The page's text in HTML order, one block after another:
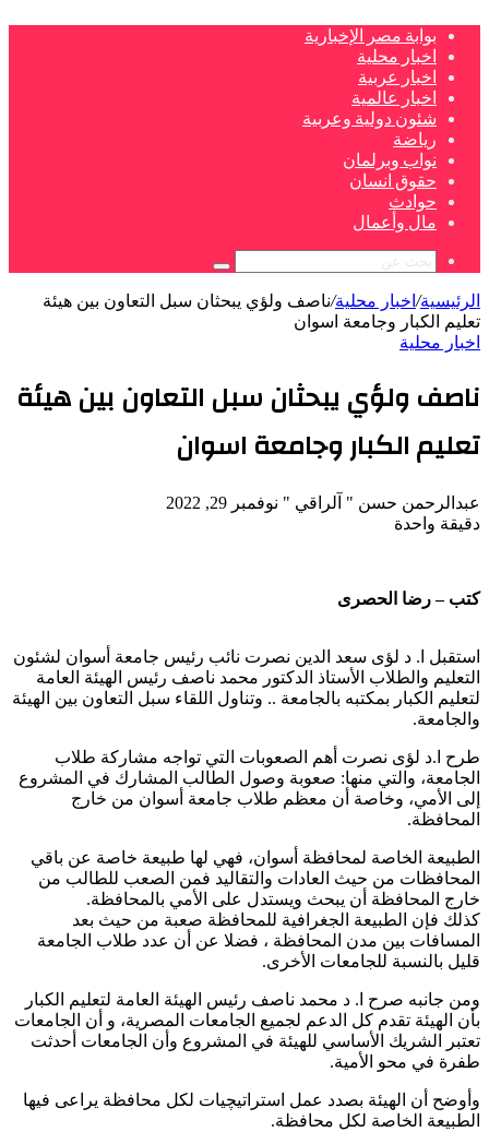
بوابة مصر الإخبارية
اخبار محلية
اخبار عربية
اخبار عالمية
شئون دولية وعربية
رياضة
نواب وبرلمان
حقوق انسان
حوادث
مال وأعمال
بحث
عن
الرئيسية/ اخبار محلية/ناصف ولؤي يبحثان سبل التعاون بين هيئة
تعليم الكبار وجامعة اسوان
اخبار محلية
ناصف ولؤي يبحثان سبل التعاون بين هيئة
تعليم الكبار وجامعة اسوان
عبدالرحمن حسن " آلراقي " تابع
أرسل
نوفمبر 29, 2022
دقيقة واحدة
كتب – رضا الحصرى
استقبل ا. د لؤى سعد الدين نصرت نائب رئيس جامعة أسوان لشئون
التعليم والطلاب الأستاذ الدكتور محمد ناصف رئيس الهيئة العامة
لتعليم الكبار بمكتبه بالجامعة .. وتناول اللقاء سبل التعاون بين الهيئة
والجامعة.
طرح ا.د لؤى نصرت أهم الصعوبات التي تواجه مشاركة طلاب
الجامعة، والتي منها: صعوبة وصول الطالب المشارك في المشروع
إلى الأمي، وخاصة أن معظم طلاب جامعة أسوان من خارج
المحافظة.
الطبيعة الخاصة لمحافظة أسوان، فهي لها طبيعة خاصة عن باقي
المحافظات من حيث العادات والتقاليد فمن الصعب للطالب من
خارج المحافظة أن يبحث ويستدل على الأمي بالمحافظة.
كذلك فإن الطبيعة الجغرافية للمحافظة صعبة من حيث بعد
المسافات بين مدن المحافظة ، فضلا عن أن عدد طلاب الجامعة
قليل بالنسبة للجامعات الأخرى.
ومن جانبه صرح ا. د محمد ناصف رئيس الهيئة العامة لتعليم الكبار
بأن الهيئة تقدم كل الدعم لجميع الجامعات المصرية، و أن الجامعات
تعتبر الشريك الأساسي للهيئة في المشروع وأن الجامعات أحدثت
طفرة في محو الأمية.
وأوضح أن الهيئة بصدد عمل استراتيچيات لكل محافظة يراعى فيها
الطبيعة الخاصة لكل محافظة.